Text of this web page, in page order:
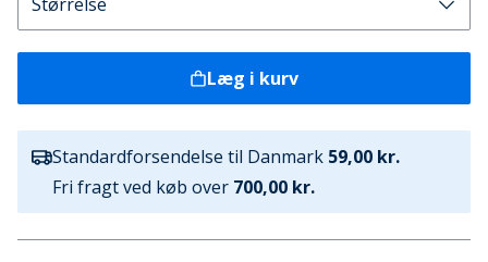
Læg i kurv
Standardforsendelse til Danmark 59,00 kr.
Fri fragt ved køb over 700,00 kr.